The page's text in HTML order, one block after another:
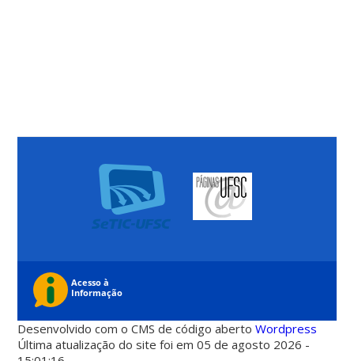
Desenvolvido com o CMS de código abertoWordpress
Última atualização do site foi em 05 de agosto 2026 -